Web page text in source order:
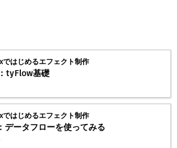
ではじめるエフェクト制作
tyFlow基礎
ではじめるエフェクト制作
データフローを使ってみる